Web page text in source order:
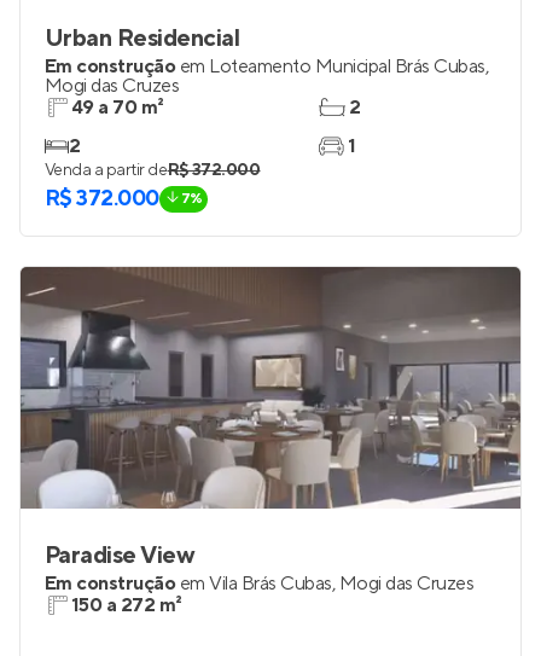
Urban Residencial
Em construção em Loteamento Municipal Brás Cubas,
Mogi das Cruzes
49 a 70 m²
2
2
1
Venda a partir deR$ 372.000
R$ 372.000 7%
Paradise View
Em construção em Vila Brás Cubas, Mogi das Cruzes
150 a 272 m²